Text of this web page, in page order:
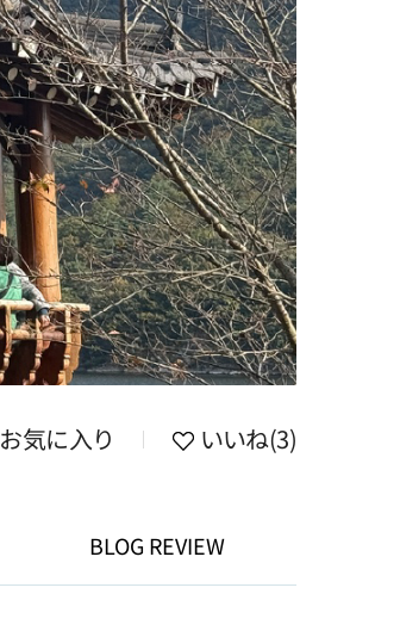
お気に入り いいね(3)
BLOG REVIEW